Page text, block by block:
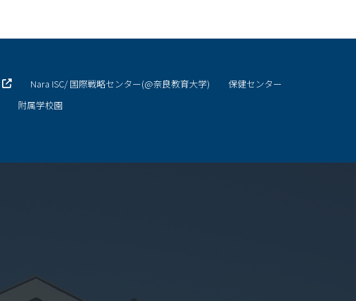
Nara ISC/ 国際戦略センター(@奈良教育大学)
保健センター
附属学校園